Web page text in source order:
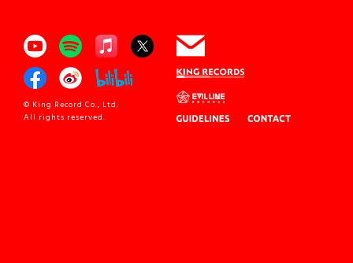
© King Record Co., Ltd.
All rights reserved.